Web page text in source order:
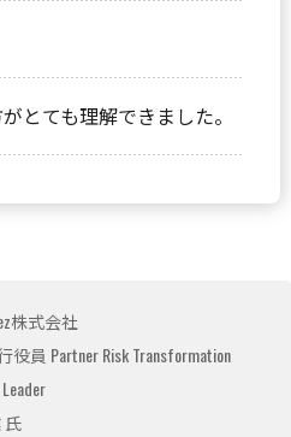
とても理解できました。
株式会社
役員 Partner Risk Transformation
氏